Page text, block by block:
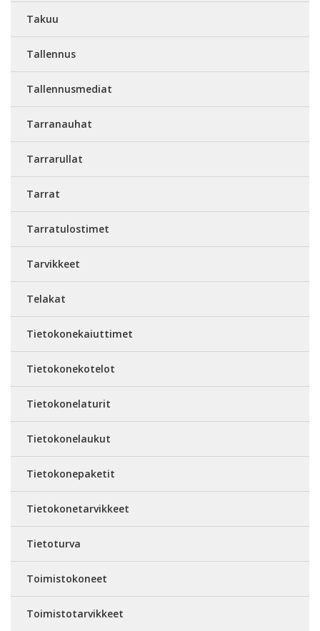
Takuu
Tallennus
Tallennusmediat
Tarranauhat
Tarrarullat
Tarrat
Tarratulostimet
Tarvikkeet
Telakat
Tietokonekaiuttimet
Tietokonekotelot
Tietokonelaturit
Tietokonelaukut
Tietokonepaketit
Tietokonetarvikkeet
Tietoturva
Toimistokoneet
Toimistotarvikkeet